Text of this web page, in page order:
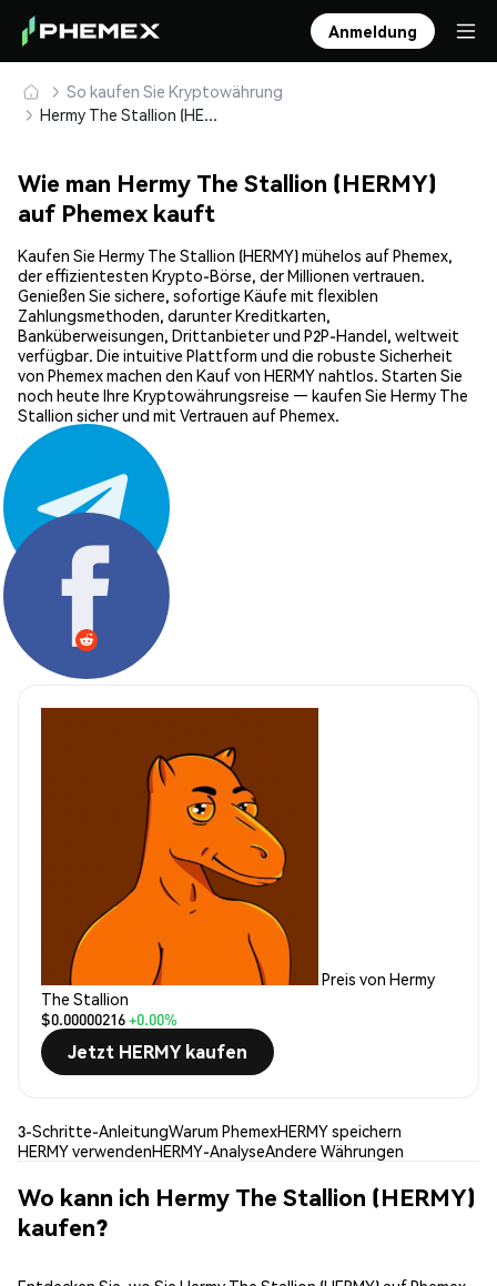
Anmeldung
So kaufen Sie Kryptowährung
Hermy The Stallion (HERMY) sicher kaufen und speichern
Wie man Hermy The Stallion (HERMY)
auf Phemex kauft
Kaufen Sie Hermy The Stallion (HERMY) mühelos auf Phemex,
der effizientesten Krypto-Börse, der Millionen vertrauen.
Genießen Sie sichere, sofortige Käufe mit flexiblen
Zahlungsmethoden, darunter Kreditkarten,
Banküberweisungen, Drittanbieter und P2P-Handel, weltweit
verfügbar. Die intuitive Plattform und die robuste Sicherheit
von Phemex machen den Kauf von HERMY nahtlos. Starten Sie
noch heute Ihre Kryptowährungsreise — kaufen Sie Hermy The
Stallion sicher und mit Vertrauen auf Phemex.
Teilen:
Preis von Hermy
The Stallion
$0.00000216+0.00%
Jetzt HERMY kaufen
3-Schritte-AnleitungWarum PhemexHERMY speichern
HERMY verwendenHERMY-AnalyseAndere Währungen
Wo kann ich Hermy The Stallion (HERMY)
kaufen?